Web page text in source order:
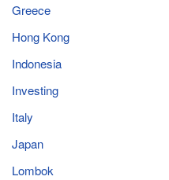
Greece
Hong Kong
Indonesia
Investing
Italy
Japan
Lombok